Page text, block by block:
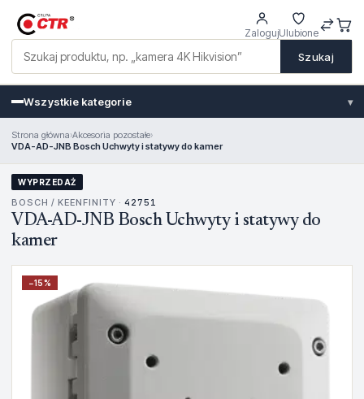
Szukaj
ZalogujUlubione
Wszystkie kategorie ▾
Strona główna›Akcesoria pozostałe›
VDA-AD-JNB Bosch Uchwyty i statywy do kamer
WYPRZEDAŻ
BOSCH / KEENFINITY · 42751
VDA-AD-JNB Bosch Uchwyty i statywy do
kamer
−15%